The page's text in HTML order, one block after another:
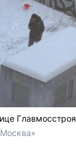
Главмосстроя